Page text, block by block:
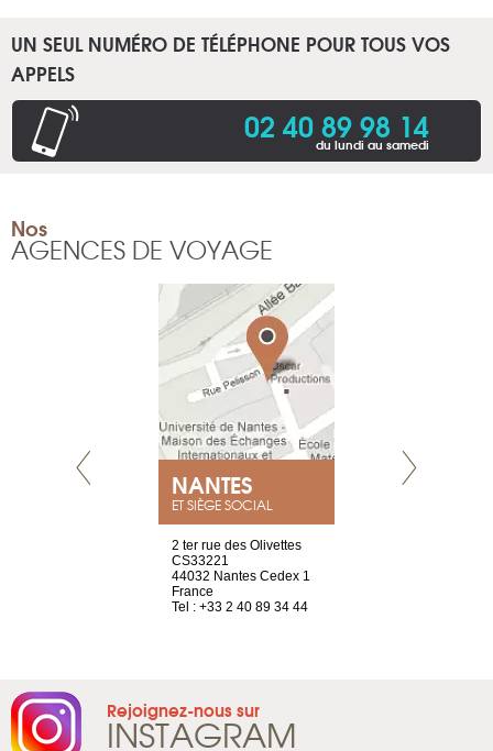
UN SEUL NUMÉRO DE TÉLÉPHONE POUR TOUS VOS
APPELS
02 40 89 98 14
du lundi au samedi
Nos
AGENCES DE VOYAGE
NANTES
ET SIÈGE SOCIAL
2 ter rue des Olivettes
CS33221
44032 Nantes Cedex 1
France
Tel : +33 2 40 89 34 44
Rejoignez-nous sur
INSTAGRAM